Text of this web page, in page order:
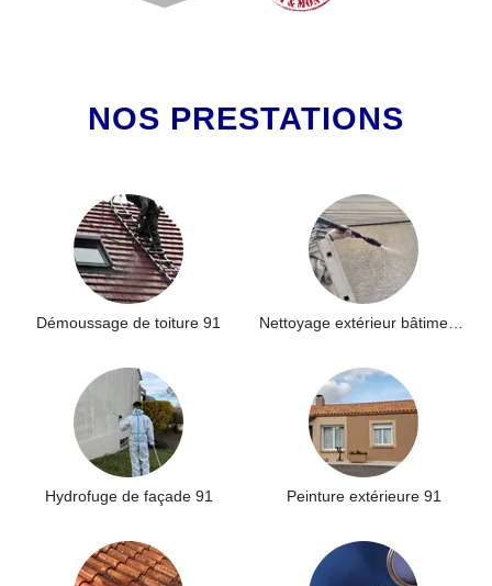
NOS PRESTATIONS
Démoussage de toiture 91
Hydrofuge de façade 91 Peinture extérieure 91